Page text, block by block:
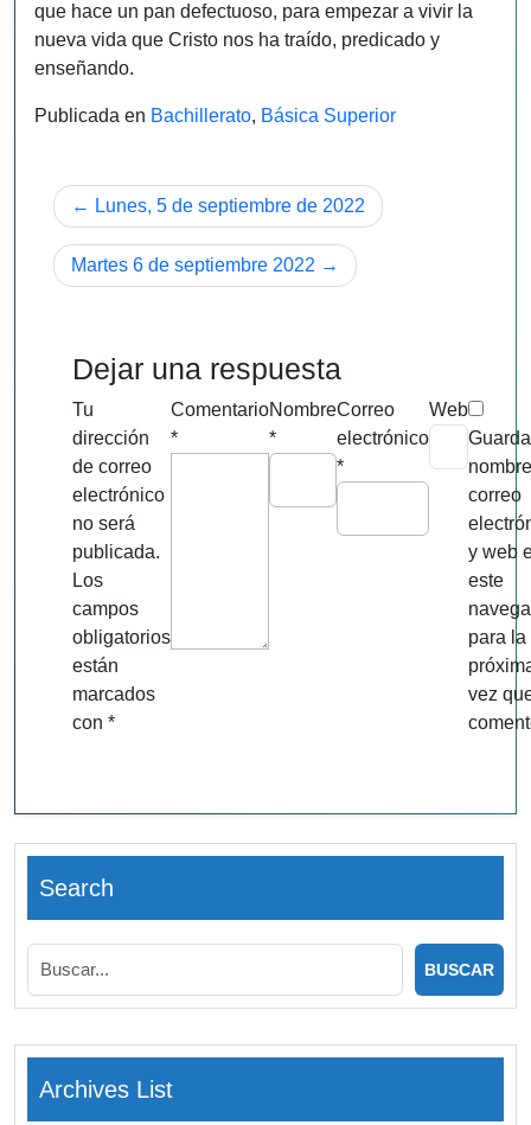
que hace un pan defectuoso, para empezar a vivir la
nueva vida que Cristo nos ha traído, predicado y
enseñando.
Publicada en Bachillerato, Básica Superior
Navegación
de
entradas
Lunes, 5 de septiembre de 2022
Martes 6 de septiembre 2022
Dejar una respuesta
Tu
dirección
de correo
electrónico
no será
publicada.
Los
campos
obligatorios
están
marcados
con *
Comentario
*
Nombre
*
Correo
electrónico
*
Web
correo
y web
este
para la
vez
Search
Archives List